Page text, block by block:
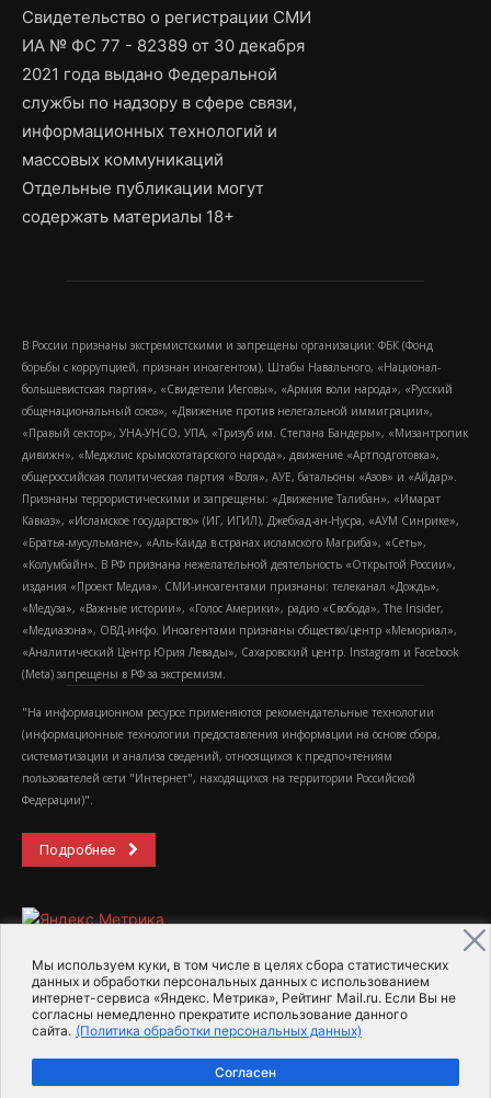
Мы используем куки, в том числе в целях сбора статистических
данных и обработки персональных данных с использованием
интернет-сервиса «Яндекс. Метрика», Рейтинг Mail.ru. Если Вы не
согласны немедленно прекратите использование данного
сайта. (Политика обработки персональных данных)
Согласен
Свидетельство о регистрации СМИ
ИА № ФС 77 - 82389 от 30 декабря
2021 года выдано Федеральной
службы по надзору в сфере связи,
информационных технологий и
массовых коммуникаций
Отдельные публикации могут
содержать материалы 18+
В России признаны экстремистскими и запрещены организации: ФБК (Фонд
борьбы с коррупцией, признан иноагентом), Штабы Навального, «Национал-
большевистская партия», «Свидетели Иеговы», «Армия воли народа», «Русский
общенациональный союз», «Движение против нелегальной иммиграции»,
«Правый сектор», УНА-УНСО, УПА, «Тризуб им. Степана Бандеры», «Мизантропик
дивижн», «Меджлис крымскотатарского народа», движение «Артподготовка»,
общероссийская политическая партия «Воля», АУЕ, батальоны «Азов» и «Айдар».
Признаны террористическими и запрещены: «Движение Талибан», «Имарат
Кавказ», «Исламское государство» (ИГ, ИГИЛ), Джебхад-ан-Нусра, «АУМ Синрике»,
«Братья-мусульмане», «Аль-Каида в странах исламского Магриба», «Сеть»,
«Колумбайн». В РФ признана нежелательной деятельность «Открытой России»,
издания «Проект Медиа». СМИ-иноагентами признаны: телеканал «Дождь»,
«Медуза», «Важные истории», «Голос Америки», радио «Свобода», The Insider,
«Медиазона», ОВД-инфо. Иноагентами признаны общество/центр «Мемориал»,
«Аналитический Центр Юрия Левады», Сахаровский центр. Instagram и Facebook
(Metа) запрещены в РФ за экстремизм.
"На информационном ресурсе применяются рекомендательные технологии
(информационные технологии предоставления информации на основе сбора,
систематизации и анализа сведений, относящихся к предпочтениям
пользователей сети "Интернет", находящихся на территории Российской
Федерации)".
Подробнее
2015-2026- Информационное агентство МедиаПоток
Для справки Об издании
Пользовательское соглашение
Политика обработки персональных данных